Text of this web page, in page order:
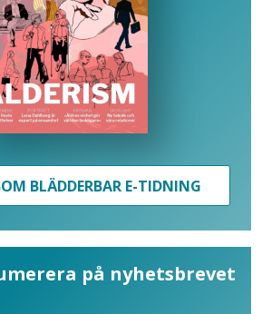
BLÄDDERBAR E-TIDNING
på nyhetsbrevet